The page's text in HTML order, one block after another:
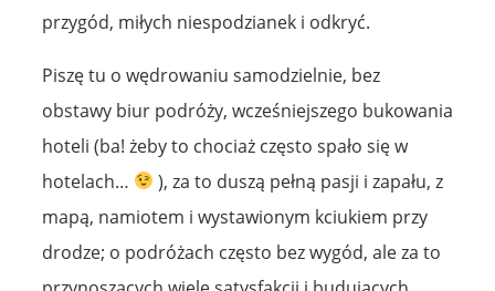
przygód, miłych niespodzianek i odkryć.
Piszę tu o wędrowaniu samodzielnie, bez
obstawy biur podróży, wcześniejszego bukowania
hoteli (ba! żeby to chociaż często spało się w
hotelach…
), za to duszą pełną pasji i zapału, z
mapą, namiotem i wystawionym kciukiem przy
drodze; o podróżach często bez wygód, ale za to